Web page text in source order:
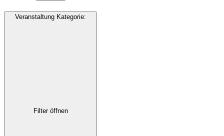
Veranstaltung Kategorie:
Filter öffnen